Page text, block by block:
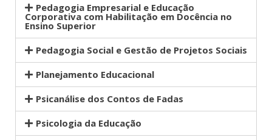
Pedagogia Empresarial e Educação
Corporativa com Habilitação em Docência no
Ensino Superior
Pedagogia Social e Gestão de Projetos Sociais
Planejamento Educacional
Psicanálise dos Contos de Fadas
Psicologia da Educação